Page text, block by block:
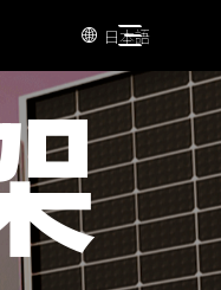
 日本語